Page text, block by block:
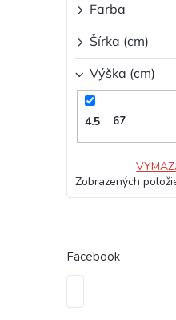
Farba
Šírka (cm)
Výška (cm)
4.5 67
Zobrazených
Facebook